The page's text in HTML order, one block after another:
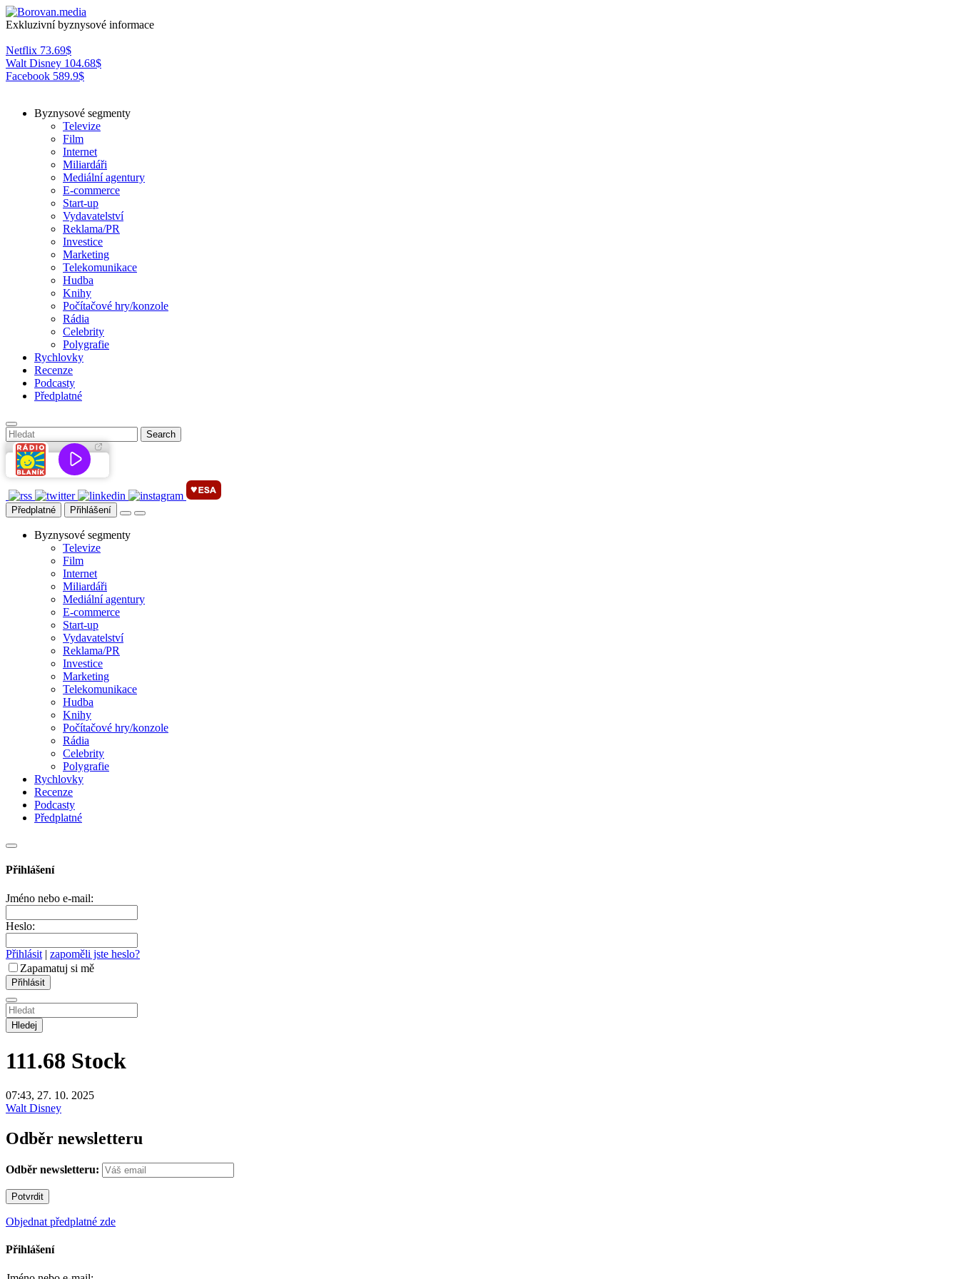
Exkluzivní byznysové informace
Netflix 73.69$
Walt Disney 104.68$
Facebook 589.9$
Byznysové segmenty
Televize
Film
Internet
Miliardáři
Mediální agentury
E-commerce
Start-up
Vydavatelství
Reklama/PR
Investice
Marketing
Telekomunikace
Hudba
Knihy
Počítačové hry/konzole
Rádia
Celebrity
Polygrafie
Rychlovky
Recenze
Podcasty
Předplatné
Předplatné Přihlášení
Byznysové segmenty
Televize
Film
Internet
Miliardáři
Mediální agentury
E-commerce
Start-up
Vydavatelství
Reklama/PR
Investice
Marketing
Telekomunikace
Hudba
Knihy
Počítačové hry/konzole
Rádia
Celebrity
Polygrafie
Rychlovky
Recenze
Podcasty
Předplatné
Přihlášení
Jméno nebo e-mail:
Heslo:
Přihlásit | zapoměli jste heslo?
Zapamatuj si mě
Hledej
111.68 Stock
07:43, 27. 10. 2025
Walt Disney
Odběr newsletteru
Odběr newsletteru:
Objednat předplatné zde
Přihlášení